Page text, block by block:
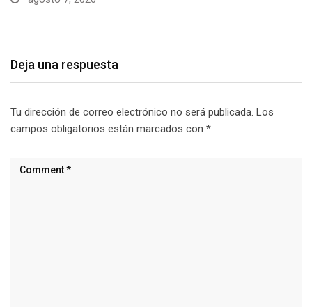
Deja una respuesta
Tu dirección de correo electrónico no será publicada. Los
campos obligatorios están marcados con *